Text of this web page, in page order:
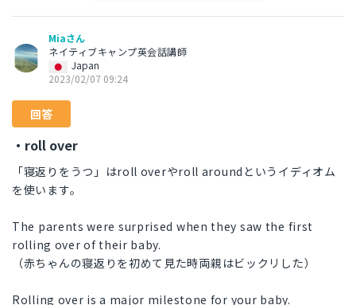
Miaさん
ネイティブキャンプ英会話講師
Japan
2023/02/07 09:24
回答
・roll over
「寝返りをうつ」はroll overやroll aroundというイディオム
を使います。
The parents were surprised when they saw the first
rolling over of their baby.
（赤ちゃんの寝返りを初めて見た時両親はビックリした）
Rolling over is a major milestone for your baby.